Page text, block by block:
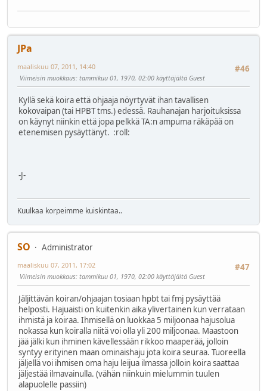
JPa
#46
maaliskuu 07, 2011, 14:40
Viimeisin muokkaus: tammikuu 01, 1970, 02:00 käyttäjältä Guest
Kyllä sekä koira että ohjaaja nöyrtyvät ihan tavallisen
kokovaipan (tai HPBT tms.) edessä. Rauhanajan harjoituksissa
on käynyt niinkin että jopa pelkkä TA:n ampuma räkäpää on
etenemisen pysäyttänyt. :roll:
-J-
Kuulkaa korpeimme kuiskintaa..
SO
Administrator
#47
maaliskuu 07, 2011, 17:02
Viimeisin muokkaus: tammikuu 01, 1970, 02:00 käyttäjältä Guest
Jäljittävän koiran/ohjaajan tosiaan hpbt tai fmj pysäyttää
helposti. Hajuaisti on kuitenkin aika ylivertainen kun verrataan
ihmistä ja koiraa. Ihmisellä on luokkaa 5 miljoonaa hajusolua
nokassa kun koiralla niitä voi olla yli 200 miljoonaa. Maastoon
jää jälki kun ihminen kävellessään rikkoo maaperää, jolloin
syntyy erityinen maan ominaishaju jota koira seuraa. Tuoreella
jäljellä voi ihmisen oma haju leijua ilmassa jolloin koira saattaa
jäljestää ilmavainulla. (vähän niinkuin mielummin tuulen
alapuolelle passiin)